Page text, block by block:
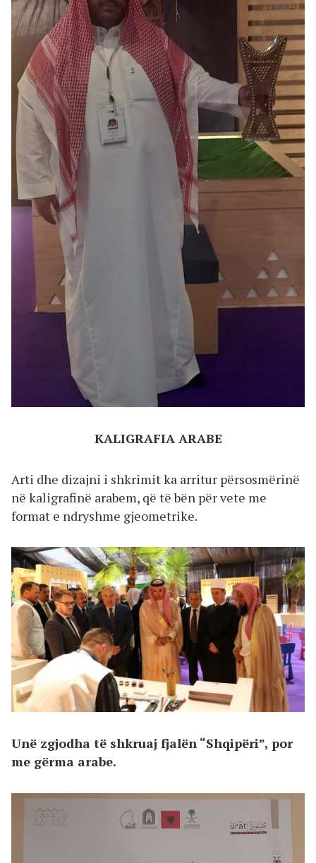
KALIGRAFIA ARABE
Arti dhe dizajni i shkrimit ka arritur përsosmërinë
në kaligrafinë arabem, që të bën për vete me
format e ndryshme gjeometrike.
Unë zgjodha të shkruaj fjalën “Shqipëri”, por
me gërma arabe.